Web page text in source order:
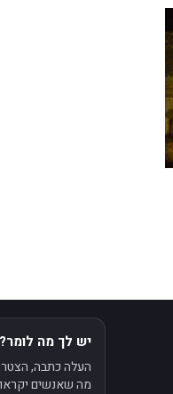
יש לך מה לומר?
העלה כתבה,
מה שאנשים יקראו